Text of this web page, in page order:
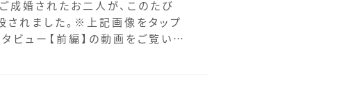
成婚されたお二人が、このたび
れました。※上記画像をタップ
タビュー【前編】の動画をご覧いた